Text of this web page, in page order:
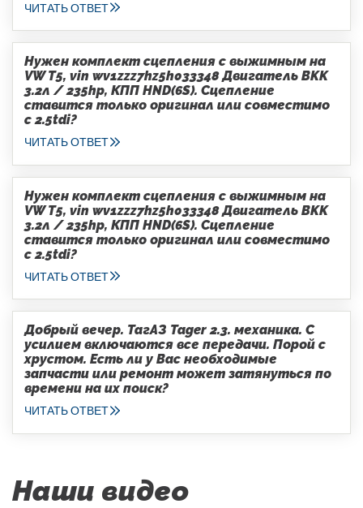
ЧИТАТЬ ОТВЕТ
Нужен комплект сцепления с выжимным на
VW T5, vin wv1zzz7hz5h033348 Двигатель BKK
3.2л / 235hp, КПП HND(6S). Сцепление
ставится только оригинал или совместимо
с 2.5tdi?
ЧИТАТЬ ОТВЕТ
Нужен комплект сцепления с выжимным на
VW T5, vin wv1zzz7hz5h033348 Двигатель BKK
3.2л / 235hp, КПП HND(6S). Сцепление
ставится только оригинал или совместимо
с 2.5tdi?
ЧИТАТЬ ОТВЕТ
Добрый вечер. ТагАЗ Tager 2.3. механика. С
усилием включаются все передачи. Порой с
хрустом. Есть ли у Вас необходимые
запчасти или ремонт может затянуться по
времени на их поиск?
ЧИТАТЬ ОТВЕТ
Наши видео